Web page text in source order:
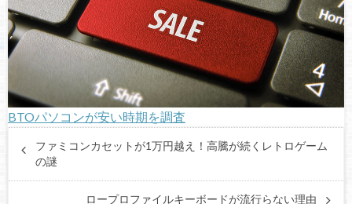
BTOパソコンが安い時期を調査
ファミコンカセットが1万円越え！高騰が続くレトロゲーム
の謎
ロープロファイルキーボードが流行らない理由